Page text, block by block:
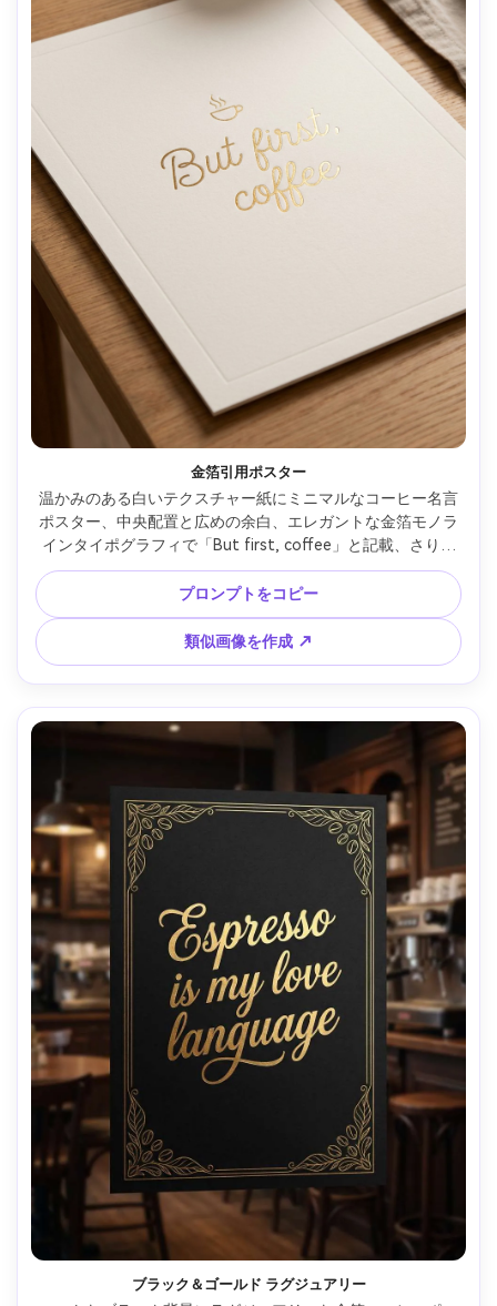
金箔引用ポスター
温かみのある白いテクスチャー紙にミニマルなコーヒー名言
ポスター、中央配置と広めの余白、エレガントな金箔モノラ
インタイポグラフィで「But first, coffee」と記載、さりげ
ないエンボス効果、テキスト上に小さなスチームアイコン、
すっきりしたモダングリッド、高級文具風、印刷準備済・高
解像度・シャープエッジ・ウォーターマークなし、85mmレ
ンズ、浅い被写界深度、やわらかな映画的ライティング --ar
4:5
プロンプトをコピー
類似画像を作成 ↗
ブラック＆ゴールド ラグジュアリー